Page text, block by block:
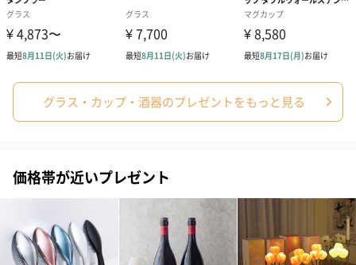
グラス・カップ・酒器のプレゼントをもっと見る
価格帯が近いプレゼント